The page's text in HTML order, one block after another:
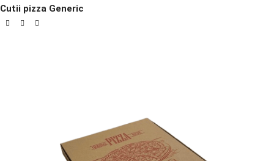
Cutii pizza Generic